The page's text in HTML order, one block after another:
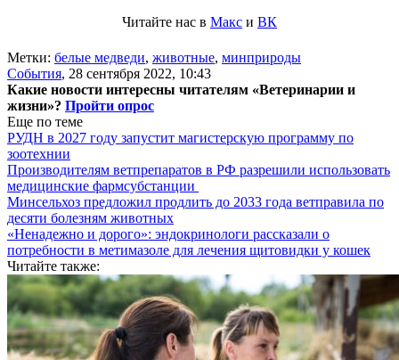
Читайте нас в Макс и ВК
Метки: белые медведи, животные, минприроды
События, 28 сентября 2022, 10:43
Какие новости интересны читателям «Ветеринарии и
жизни»? Пройти опрос
Еще по теме
РУДН в 2027 году запустит магистерскую программу по
зоотехнии
Производителям ветпрепаратов в РФ разрешили использовать
медицинские фармсубстанции
Минсельхоз предложил продлить до 2033 года ветправила по
десяти болезням животных
«Ненадежно и дорого»: эндокринологи рассказали о
потребности в метимазоле для лечения щитовидки у кошек
Читайте также: